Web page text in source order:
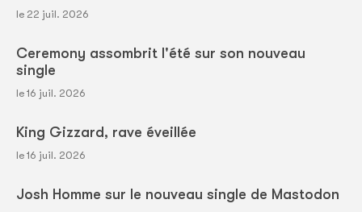
le 22 juil. 2026
Ceremony assombrit l'été sur son nouveau
single
le 16 juil. 2026
King Gizzard, rave éveillée
le 16 juil. 2026
Josh Homme sur le nouveau single de Mastodon